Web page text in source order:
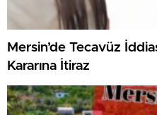
Mersin’de Tecavüz
Kararına İtiraz